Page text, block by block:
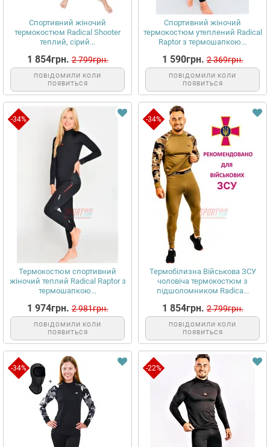
Спортивний жіночий
термокостюм Radical Shooter
теплий, сірий...
1 854грн. 2 799грн.
ПОВІДОМИЛИ КОЛИ
ПОЯВИТЬСЯ
Спортивний жіночий
термокостюм утеплений Radical
Raptor з термошапкою...
1 590грн. 2 369грн.
ПОВІДОМИЛИ КОЛИ
ПОЯВИТЬСЯ
-34%
Термокостюм спортивний
жіночий теплий Radical Raptor з
термошапкою...
1 974грн. 2 981грн.
ПОВІДОМИЛИ КОЛИ
ПОЯВИТЬСЯ
-34%
Термобілизна Військова ЗСУ
чоловіча термокостюм з
підшоломником Radica...
1 854грн. 2 799грн.
ПОВІДОМИЛИ КОЛИ
ПОЯВИТЬСЯ
-34% -22%